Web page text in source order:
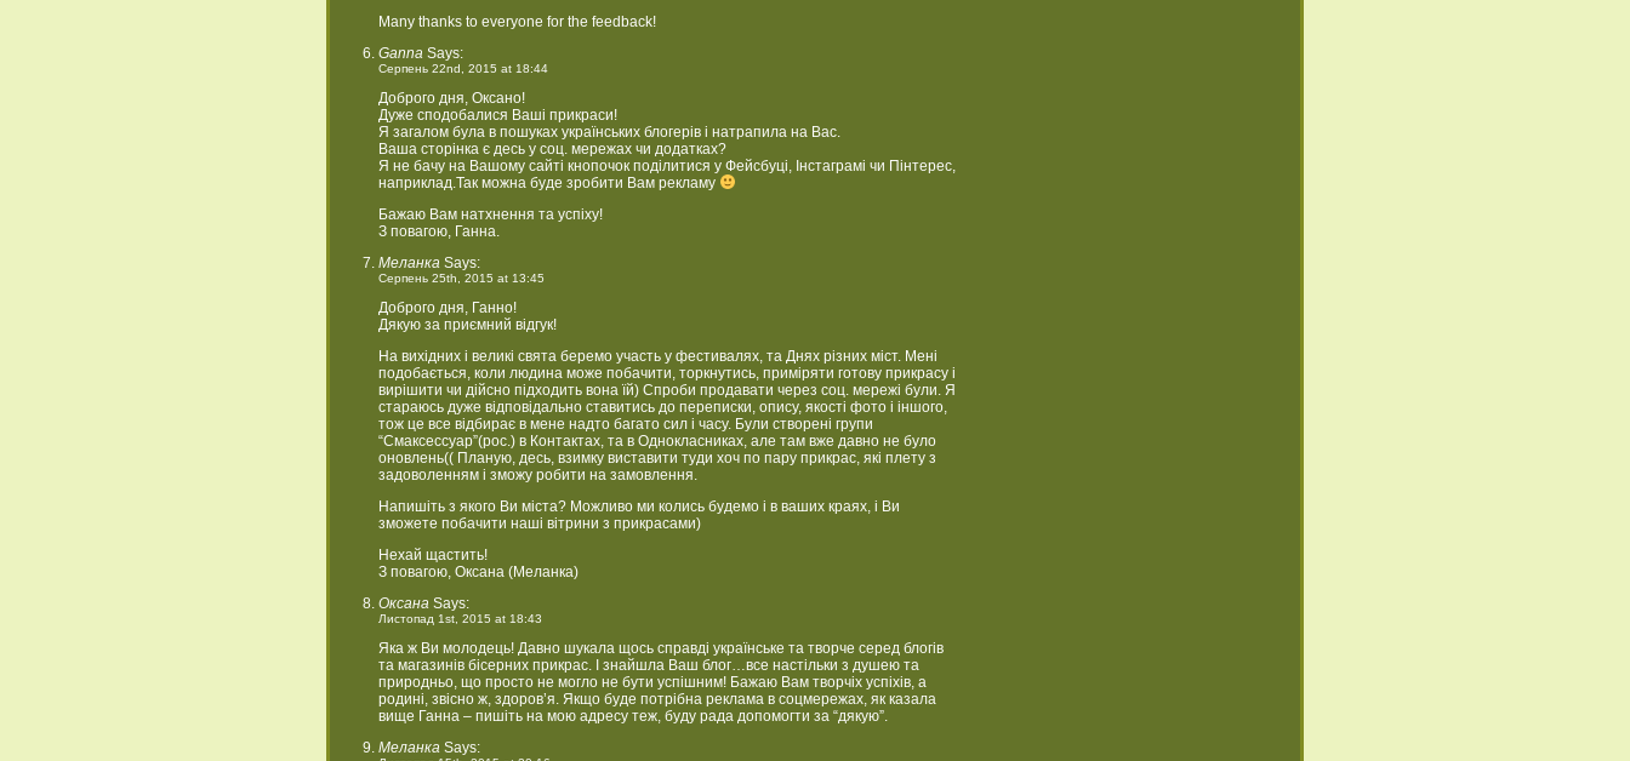
Many thanks to everyone for the feedback!
Ganna Says:
Серпень 22nd, 2015 at 18:44
Доброго дня, Оксано!
Дуже сподобалися Ваші прикраси!
Я загалом була в пошуках українських блогерів і натрапила на Вас.
Ваша сторінка є десь у соц. мережах чи додатках?
Я не бачу на Вашому сайті кнопочок поділитися у Фейсбуці, Інстаграмі чи Пінтерес,
наприклад.Так можна буде зробити Вам рекламу
Бажаю Вам натхнення та успіху!
З повагою, Ганна.
Меланка Says:
Серпень 25th, 2015 at 13:45
Доброго дня, Ганно!
Дякую за приємний відгук!
На вихідних і великі свята беремо участь у фестивалях, та Днях різних міст. Мені
подобається, коли людина може побачити, торкнутись, приміряти готову прикрасу і
вирішити чи дійсно підходить вона їй) Спроби продавати через соц. мережі були. Я
стараюсь дуже відповідально ставитись до переписки, опису, якості фото і іншого,
тож це все відбирає в мене надто багато сил і часу. Були створені групи
“Смаксессуар”(рос.) в Контактах, та в Однокласниках, але там вже давно не було
оновлень(( Планую, десь, взимку виставити туди хоч по пару прикрас, які плету з
задоволенням і зможу робити на замовлення.
Напишіть з якого Ви міста? Можливо ми колись будемо і в ваших краях, і Ви
зможете побачити наші вітрини з прикрасами)
Нехай щастить!
З повагою, Оксана (Меланка)
Оксана Says:
Листопад 1st, 2015 at 18:43
Яка ж Ви молодець! Давно шукала щось справді українське та творче серед блогів
та магазинів бісерних прикрас. І знайшла Ваш блог…все настільки з душею та
природньо, що просто не могло не бути успішним! Бажаю Вам творчіх успіхів, а
родині, звісно ж, здоров’я. Якщо буде потрібна реклама в соцмережах, як казала
вище Ганна – пишіть на мою адресу теж, буду рада допомогти за “дякую”.
Меланка Says: